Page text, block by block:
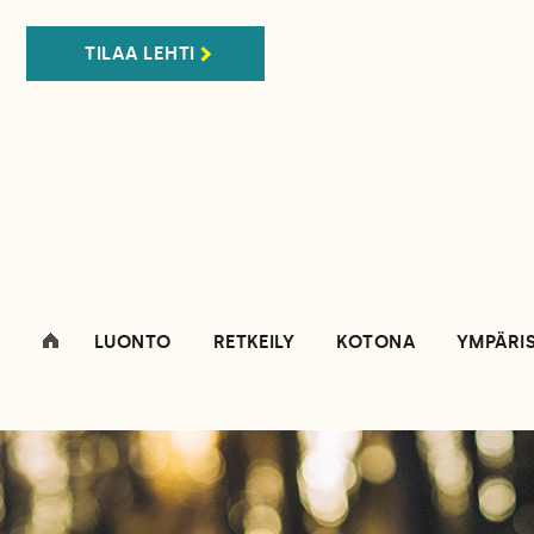
TILAA LEHTI
LUONTO RETKEILY KOTONA